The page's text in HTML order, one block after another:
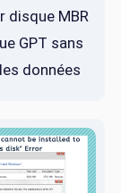
disque MBR
GPT sans
données